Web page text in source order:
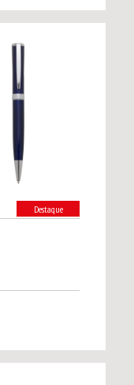
Destaque